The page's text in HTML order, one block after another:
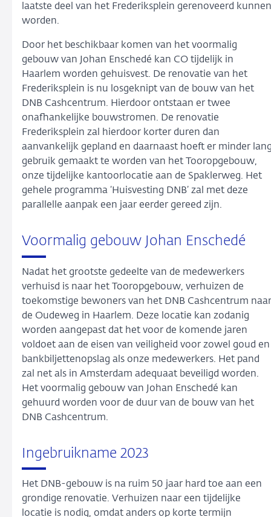
laatste deel van het Frederiksplein gerenoveerd kunnen
worden.
Door het beschikbaar komen van het voormalig
gebouw van Johan Enschedé kan CO tijdelijk in
Haarlem worden gehuisvest. De renovatie van het
Frederiksplein is nu losgeknipt van de bouw van het
DNB Cashcentrum. Hierdoor ontstaan er twee
onafhankelijke bouwstromen. De renovatie
Frederiksplein zal hierdoor korter duren dan
aanvankelijk gepland en daarnaast hoeft er minder
gebruik gemaakt te worden van het Tooropgebouw,
onze tijdelijke kantoorlocatie aan de Spaklerweg. Het
gehele programma ‘Huisvesting DNB’ zal met deze
parallelle aanpak een jaar eerder gereed zijn.
Voormalig gebouw Johan Enschedé
Nadat het grootste gedeelte van de medewerkers
verhuisd is naar het Tooropgebouw, verhuizen de
toekomstige bewoners van het DNB Cashcentrum naar
de Oudeweg in Haarlem. Deze locatie kan zodanig
worden aangepast dat het voor de komende jaren
voldoet aan de eisen van veiligheid voor zowel goud en
bankbiljettenopslag als onze medewerkers. Het pand
zal net als in Amsterdam adequaat beveiligd worden.
Het voormalig gebouw van Johan Enschedé kan
gehuurd worden voor de duur van de bouw van het
DNB Cashcentrum.
Ingebruikname 2023
Het DNB-gebouw is na ruim 50 jaar hard toe aan een
grondige renovatie. Verhuizen naar een tijdelijke
locatie is nodig, omdat anders op korte termijn